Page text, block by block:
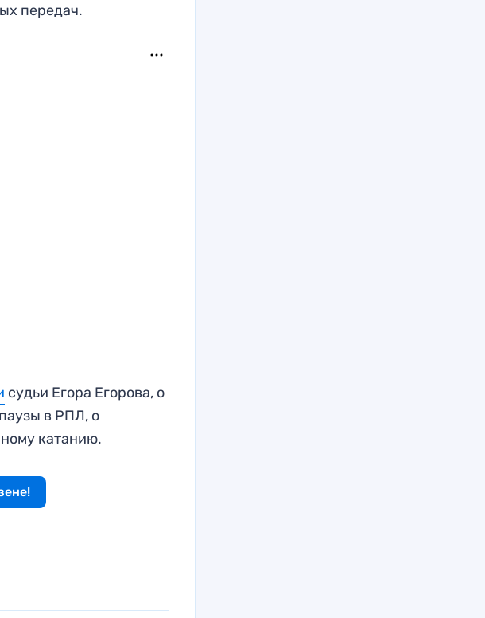
передач.
судьи Егора Егорова, о
в РПЛ, о
катанию.